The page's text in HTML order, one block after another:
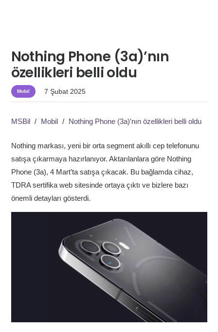
Nothing Phone (3a)’nın
özellikleri belli oldu
Mobil 7 Şubat 2025
MSBil / Mobil / Nothing Phone (3a)’nın özellikleri belli oldu
Nothing markası, yeni bir orta segment akıllı cep telefonunu
satışa çıkarmaya hazırlanıyor. Aktarılanlara göre Nothing
Phone (3a), 4 Mart’ta satışa çıkacak. Bu bağlamda cihaz,
TDRA sertifika web sitesinde ortaya çıktı ve bizlere bazı
önemli detayları gösterdi.